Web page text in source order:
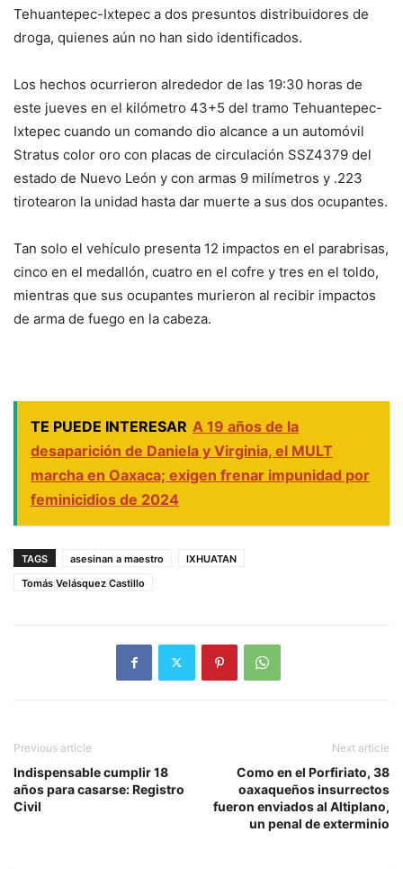
Tehuantepec-Ixtepec a dos presuntos distribuidores de
droga, quienes aún no han sido identificados.
Los hechos ocurrieron alrededor de las 19:30 horas de
este jueves en el kilómetro 43+5 del tramo Tehuantepec-
Ixtepec cuando un comando dio alcance a un automóvil
Stratus color oro con placas de circulación SSZ4379 del
estado de Nuevo León y con armas 9 milímetros y .223
tirotearon la unidad hasta dar muerte a sus dos ocupantes.
Tan solo el vehículo presenta 12 impactos en el parabrisas,
cinco en el medallón, cuatro en el cofre y tres en el toldo,
mientras que sus ocupantes murieron al recibir impactos
de arma de fuego en la cabeza.
TE PUEDE INTERESAR A 19 años de la
desaparición de Daniela y Virginia, el MULT
marcha en Oaxaca; exigen frenar impunidad por
feminicidios de 2024
TAGS asesinan a maestro
IXHUATAN
Tomás Velásquez Castillo
Previous article
Indispensable cumplir 18
años para casarse: Registro
Civil
Next article
Como en el Porfiriato, 38
oaxaqueños insurrectos
fueron enviados al Altiplano,
un penal de exterminio